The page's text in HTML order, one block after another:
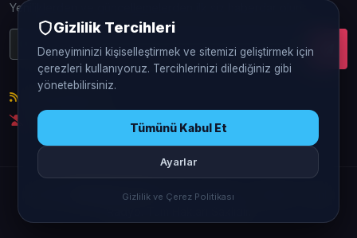
Yeniliklerden ve güncellemelerden ilk siz haberdar olun.
Abonelikten Çık
FlatRadyo.Com- Flatcast Radyo - Sohbet - Canlı
Gizlilik Tercihleri
Deneyiminizi kişiselleştirmek ve sitemizi geliştirmek için
çerezleri kullanıyoruz. Tercihlerinizi dilediğiniz gibi
yönetebilirsiniz.
Tümünü Kabul Et
Ayarlar
Gizlilik ve Çerez Politikası